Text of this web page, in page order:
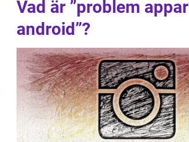
Vad är ”problem appar
android”?